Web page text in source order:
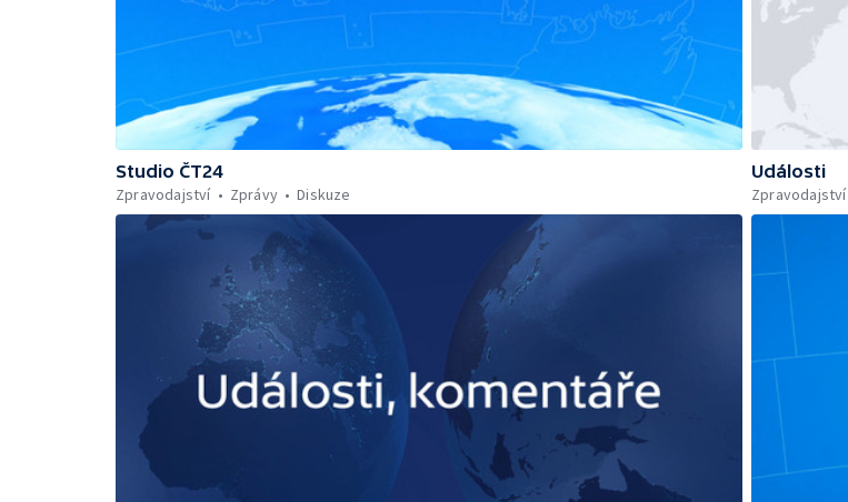
Studio ČT24
Zpravodajství
Zprávy Diskuze
Události
Zpravodajství